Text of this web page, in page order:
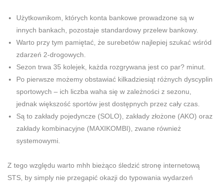
Użytkownikom, których konta bankowe prowadzone są w
innych bankach, pozostaje standardowy przelew bankowy.
Warto przy tym pamiętać, że surebetów najlepiej szukać wśród
zdarzeń 2-drogowych.
Sezon trwa 35 kolejek, każda rozgrywana jest co par? minut.
Po pierwsze możemy obstawiać kilkadziesiąt różnych dyscyplin
sportowych – ich liczba waha się w zależności z sezonu,
jednak większość sportów jest dostępnych przez cały czas.
Są to zakłady pojedyncze (SOLO), zakłady złożone (AKO) oraz
zakłady kombinacyjne (MAXIKOMBI), zwane również
systemowymi.
Z tego względu warto mhh bieżąco śledzić stronę internetową
STS, by simply nie przegapić okazji do typowania wydarzeń